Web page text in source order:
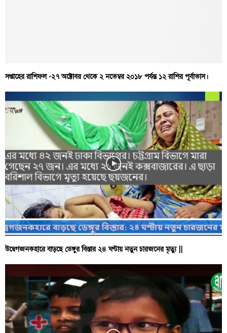
সপ্তাহের রাশিফল -২৭ অক্টোবর থেকে ২ নভেম্বর ২০১৮ পর্যন্ত ১২ রাশির পূর্বাভাস।
উদ্বেগজনকহারে বাড়ছে ডেঙ্গুর বিস্তার ২৪ ঘণ্টায় নতুন চারজনের মৃত্যু ||